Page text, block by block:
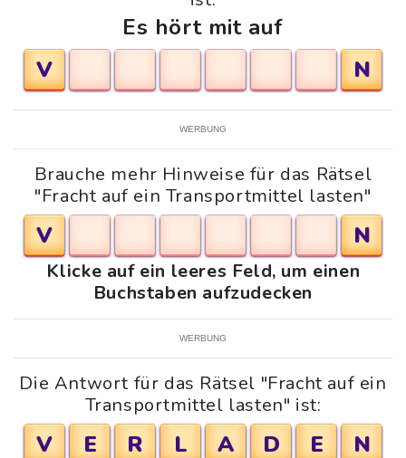
Es hört mit auf
V
N
WERBUNG
Brauche mehr Hinweise für das Rätsel
"Fracht auf ein Transportmittel lasten"
V N
Klicke auf ein leeres Feld, um einen
Buchstaben aufzudecken
WERBUNG
Die Antwort für das Rätsel "Fracht auf ein
Transportmittel lasten" ist:
V E R L A D E N